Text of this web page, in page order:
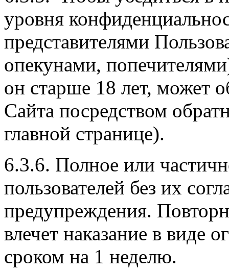
уровня
представителями
опекунами,
он старше 18 лет, может
Сайта посредством
главной странице).
6.3.6. Полное или
пользователей без их
предупреждения.
влечет наказание в виде
сроком на 1 неделю.